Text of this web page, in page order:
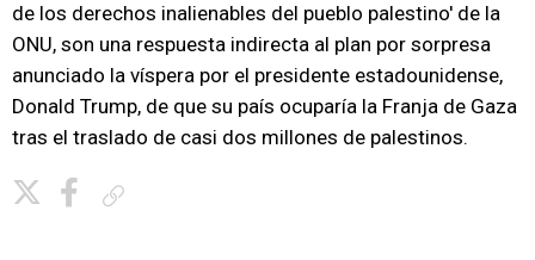
de los derechos inalienables del pueblo palestino' de la
ONU, son una respuesta indirecta al plan por sorpresa
anunciado la víspera por el presidente estadounidense,
Donald Trump, de que su país ocuparía la Franja de Gaza
tras el traslado de casi dos millones de palestinos.